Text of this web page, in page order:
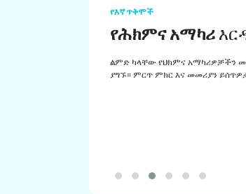
የእኛ ጥቅሞች
የሕክምና አማካሪ
ልምድ ካላቸው የህክምና አማካሪዎቻችን
ያግኙ። ምርጥ ምክር እና መመሪያን